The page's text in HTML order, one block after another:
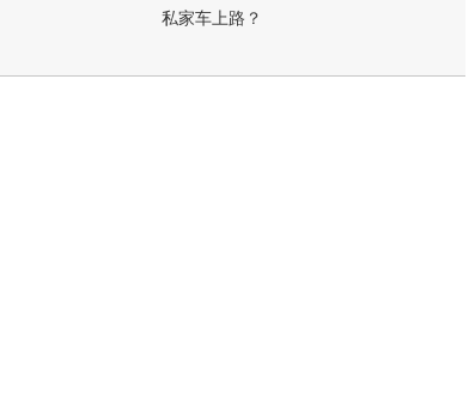
私家车上路？